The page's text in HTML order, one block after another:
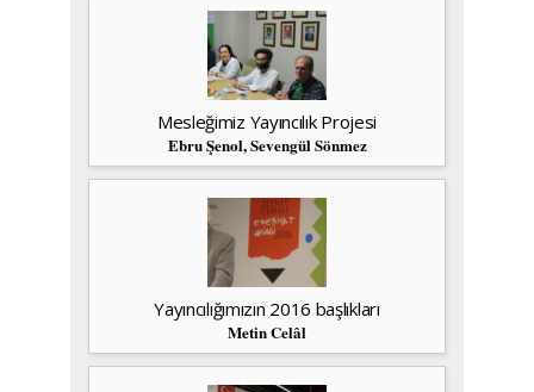
Mesleğimiz Yayıncılık Projesi
Ebru Şenol, Sevengül Sönmez
Yayıncılığımızın 2016 başlıkları
Metin Celâl